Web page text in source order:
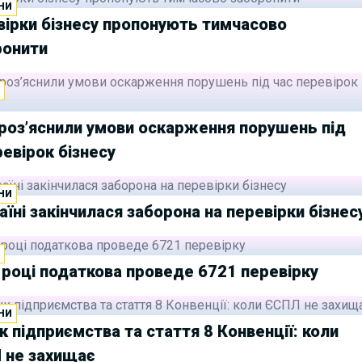
бізнесу пропонують тимчасово
умови оскарження порушень під
бізнесу
закінчилася заборона на перевірки
податкова проведе 6721 перевірку
підприємства та стаття 8 Конвенції: коли
захищає